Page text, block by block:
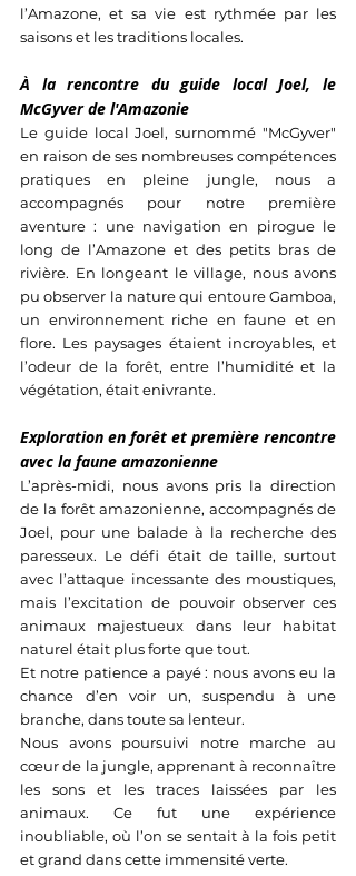
l’Amazone, et sa vie est rythmée par les
saisons et les traditions locales.
À la rencontre du guide local Joel, le
McGyver de l'Amazonie
Le guide local Joel, surnommé "McGyver"
en raison de ses nombreuses compétences
pratiques en pleine jungle, nous a
accompagnés pour notre première
aventure : une navigation en pirogue le
long de l’Amazone et des petits bras de
rivière. En longeant le village, nous avons
pu observer la nature qui entoure Gamboa,
un environnement riche en faune et en
flore. Les paysages étaient incroyables, et
l’odeur de la forêt, entre l’humidité et la
végétation, était enivrante.
Exploration en forêt et première rencontre
avec la faune amazonienne
L’après-midi, nous avons pris la direction
de la forêt amazonienne, accompagnés de
Joel, pour une balade à la recherche des
paresseux. Le défi était de taille, surtout
avec l’attaque incessante des moustiques,
mais l’excitation de pouvoir observer ces
animaux majestueux dans leur habitat
naturel était plus forte que tout.
Et notre patience a payé : nous avons eu la
chance d’en voir un, suspendu à une
branche, dans toute sa lenteur.
Nous avons poursuivi notre marche au
cœur de la jungle, apprenant à reconnaître
les sons et les traces laissées par les
animaux. Ce fut une expérience
inoubliable, où l’on se sentait à la fois petit
et grand dans cette immensité verte.